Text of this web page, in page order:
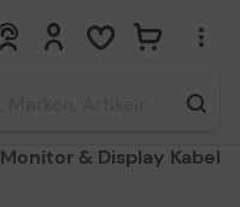
0 0
Monitor & Display Kabel